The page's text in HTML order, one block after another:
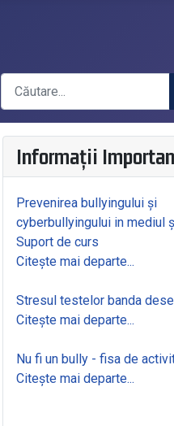
Căutare
Informații
Prevenirea bullyingului și
cyberbullyingului in mediul
Suport de curs
Citește mai departe...
Stresul testelor banda
Citește mai departe...
Nu fi un bully - fisa de
Citește mai departe...